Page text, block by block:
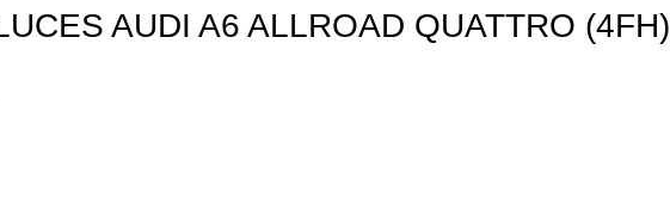
AUDI A6 ALLROAD QUATTRO (4FH)